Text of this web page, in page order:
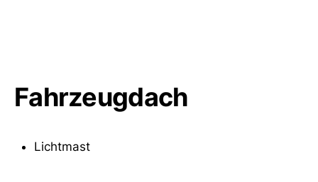
Fahrzeugdach
Lichtmast